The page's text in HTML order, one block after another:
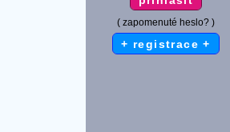
( zapomenuté heslo? )
+ registrace +